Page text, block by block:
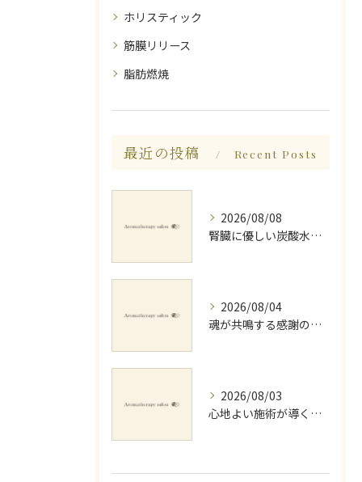
ホリスティック
筋膜リリース
脂肪燃焼
最近の投稿 Recent Posts
2026/08/08
腎臓に優しい炭酸水とミネラルでデトックス法
2026/08/04
魂が共鳴する感謝の心と天地創造
2026/08/03
心地よい施術が導く深いリラックス睡眠効果